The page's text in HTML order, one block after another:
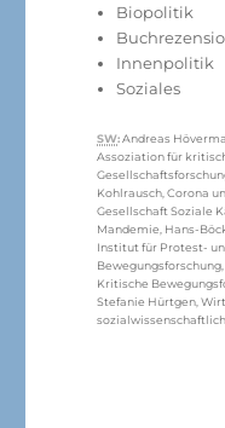
Kategorien
Biopolitik
Innenpolitik
Soziales
Schlagwörter
SW:Andreas
Assoziation für
Kohlrausch ,Corona
Gesellschaft Soziale
Mandemie Hans-
Institut für Protest-
Bewegungsforschung
Kritische
Stefanie Hürtgen ,